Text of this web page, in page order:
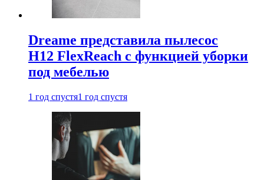
Dreame представила пылесос
H12 FlexReach с функцией уборки
под мебелью
1 год спустя1 год спустя